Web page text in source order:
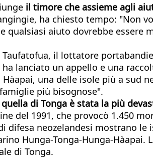
il timore che assieme agli
ha chiesto tempo: "Non
qualsiasi aiuto dovrebbe
il lottatore
lanciato un appello e una
una delle isole più a sud
più bisognose".
quella di Tonga è stata la più
del 1991, che provocò 1.450
difesa neozelandesi mostrano
Hunga-Tonga-Hunga-
di Tonga.